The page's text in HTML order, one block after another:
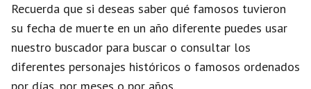
Recuerda que si deseas saber qué famosos tuvieron
su fecha de muerte en un año diferente puedes usar
nuestro buscador para buscar o consultar los
diferentes personajes históricos o famosos ordenados